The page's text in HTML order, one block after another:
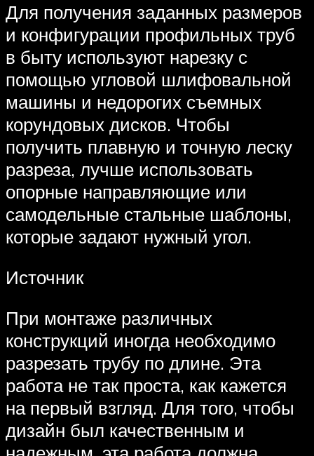
Для получения заданных размеров
и конфигурации профильных труб
в быту используют нарезку с
помощью угловой шлифовальной
машины и недорогих съемных
корундовых дисков. Чтобы
получить плавную и точную леску
разреза, лучше использовать
опорные направляющие или
самодельные стальные шаблоны,
которые задают нужный угол.
Источник
При монтаже различных
конструкций иногда необходимо
разрезать трубу по длине. Эта
работа не так проста, как кажется
на первый взгляд. Для того, чтобы
дизайн был качественным и